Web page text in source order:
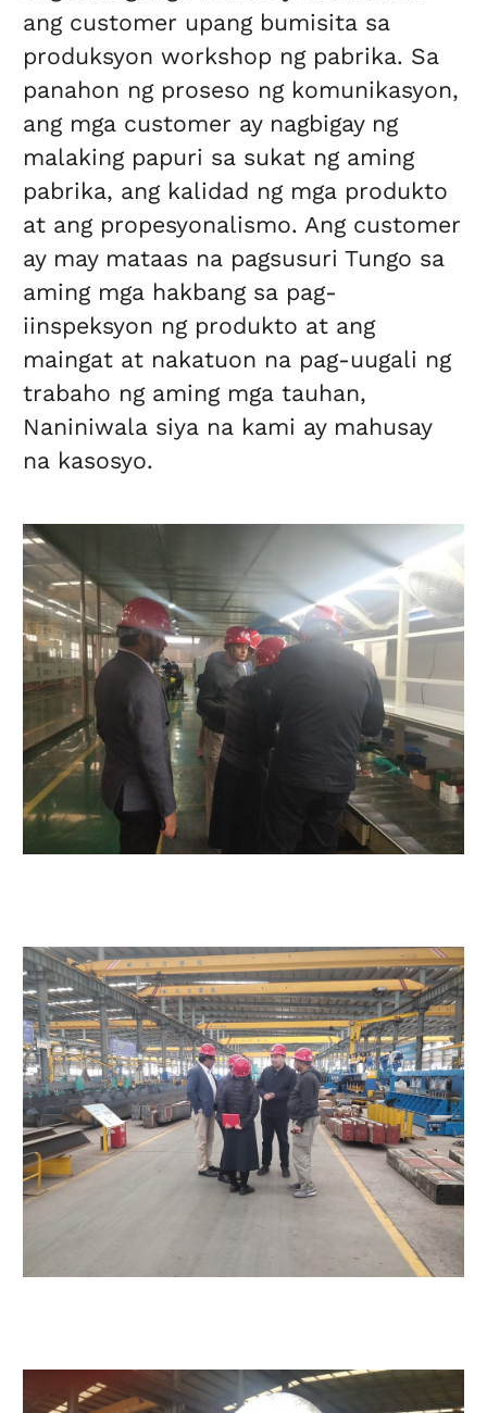
ang customer upang bumisita sa
produksyon workshop ng pabrika. Sa
panahon ng proseso ng komunikasyon,
ang mga customer ay nagbigay ng
malaking papuri sa sukat ng aming
pabrika, ang kalidad ng mga produkto
at ang propesyonalismo. Ang customer
ay may mataas na pagsusuri Tungo sa
aming mga hakbang sa pag-
iinspeksyon ng produkto at ang
maingat at nakatuon na pag-uugali ng
trabaho ng aming mga tauhan,
Naniniwala siya na kami ay mahusay
na kasosyo.